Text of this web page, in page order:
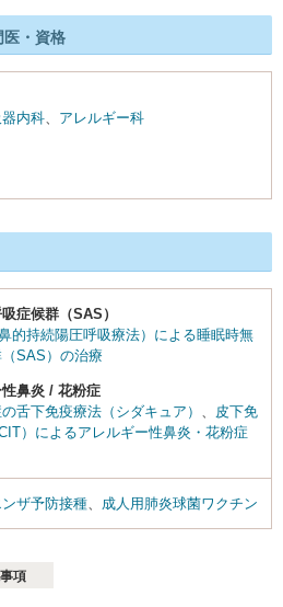
医・資格
内科 アレルギー科
症候群（SAS）
的持続陽圧呼吸療法）による睡眠時無
SAS）の治療
鼻炎 / 花粉症
舌下免疫療法（シダキュア）
皮下免
）によるアレルギー性鼻炎・花粉症
ザ予防接種 成人用肺炎球菌ワクチン
項